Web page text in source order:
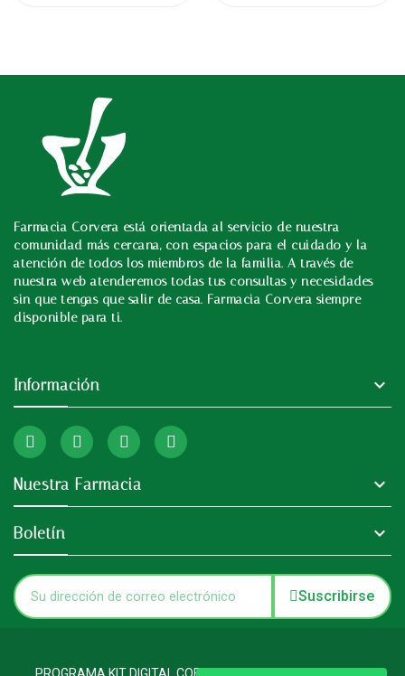
Farmacia Corvera está orientada al servicio de nuestra
comunidad más cercana, con espacios para el cuidado y la
atención de todos los miembros de la familia. A través de
nuestra web atenderemos todas tus consultas y necesidades
sin que tengas que salir de casa. Farmacia Corvera siempre
disponible para ti.
Información 
Nuestra Farmacia 
Boletín 
Suscribirse
PROGRAMA KIT DIGITAL COFINANCIADO POR LOS FONDOS